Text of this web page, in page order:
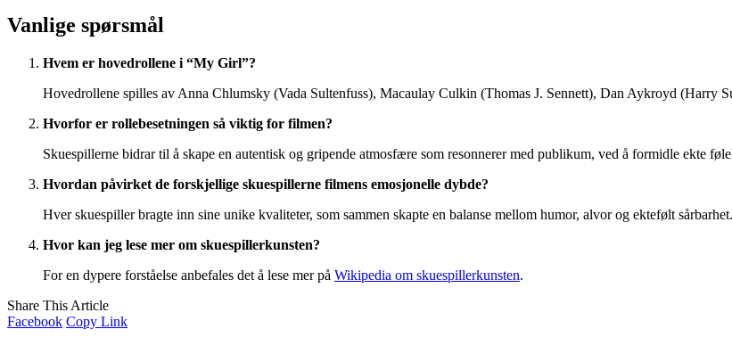
Vanlige spørsmål
Hvem er hovedrollene i “My Girl”?
Hovedrollene spilles av Anna Chlumsky (Vada Sultenfuss), Macaulay Culkin (Thomas J. Sennett), Dan Aykroyd (Harry
Hvorfor er rollebesetningen så viktig for filmen?
Skuespillerne bidrar til å skape en autentisk og gripende atmosfære som resonnerer med publikum, ved å formidle ekte
Hvordan påvirket de forskjellige skuespillerne filmens emosjonelle dybde?
Hver skuespiller bragte inn sine unike kvaliteter, som sammen skapte en balanse mellom humor, alvor og ektefølt sårbarhet.
Hvor kan jeg lese mer om skuespillerkunsten?
For en dypere forståelse anbefales det å lese mer på Wikipedia om skuespillerkunsten.
Share This Article
Facebook Copy Link